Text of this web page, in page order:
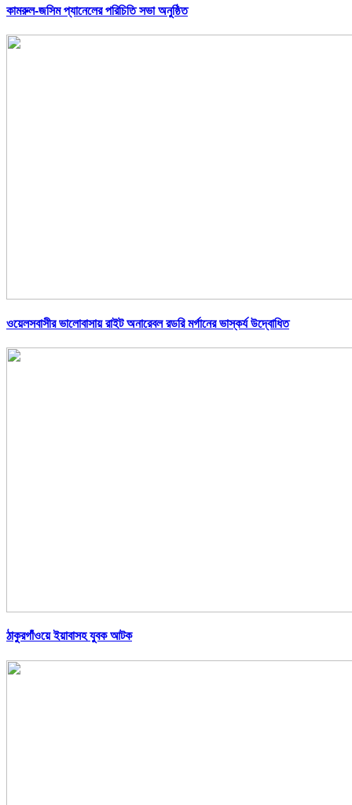
কামরুল-জসিম প্যানেলের পরিচিতি সভা অনুষ্ঠিত
ওয়েলসবাসীর ভালোবাসায় রাইট অনারেবল রডরি মর্গানের ভাস্কর্য উদ্বোধিত
ঠাকুরগাঁওয়ে ইয়াবাসহ যুবক আটক